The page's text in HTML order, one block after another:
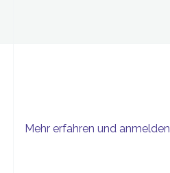
Mehr erfahren und anmelden